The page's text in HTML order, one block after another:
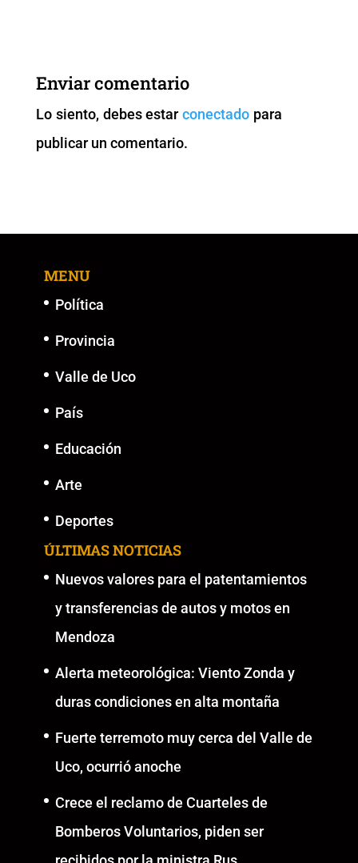
b
o
o
k
A
p
p k
er
Enviar comentario
Lo siento, debes estarconectado para
publicar un comentario.
MENU
Política
Provincia
Valle de Uco
País
Educación
Arte
Deportes
ÚLTIMAS NOTICIAS
Nuevos valores para el patentamientos
y transferencias de autos y motos en
Mendoza
Alerta meteorológica: Viento Zonda y
duras condiciones en alta montaña
Fuerte terremoto muy cerca del Valle de
Uco, ocurrió anoche
Crece el reclamo de Cuarteles de
Bomberos Voluntarios, piden ser